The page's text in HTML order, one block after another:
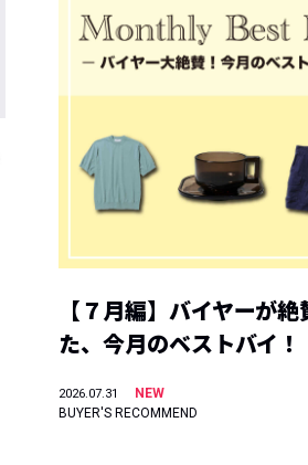
【７月編】バイヤーが絶
た、今月のベストバイ！
2026.07.31
NEW
BUYER'S RECOMMEND